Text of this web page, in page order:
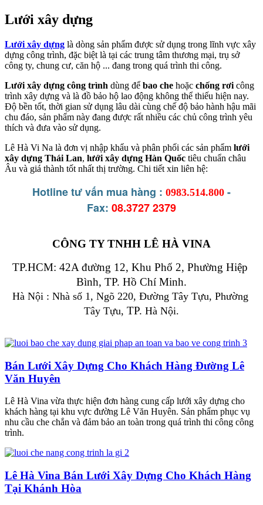
Lưới xây dựng
Lưới xây dựng là dòng sản phẩm được sử dụng trong lĩnh vực xây
dựng công trình, đặc biệt là tại các trung tâm thương mại, trụ sở
công ty, chung cư, căn hộ ... đang trong quá trình thi công.
Lưới xây dựng công trình dùng để bao che hoặc chống rơi công
trình xây dựng và là đồ bảo hộ lao động không thể thiếu hiện nay.
Độ bền tốt, thời gian sử dụng lâu dài cùng chế độ bảo hành hậu mãi
chu đáo, sản phẩm này đang được rất nhiều các chủ công trình yêu
thích và đưa vào sử dụng.
Lê Hà Vi Na là đơn vị nhập khẩu và phân phối các sản phẩm lưới
xây dựng Thái Lan, lưới xây dựng Hàn Quốc tiêu chuẩn châu
Âu và giá thành tốt nhất thị trường. Chi tiết xin liên hệ:
Hotline tư vấn mua hàng : 0983.514.800 -
Fax: 08.3727 2379
CÔNG TY TNHH LÊ HÀ VINA
TP.HCM: 42A đường 12, Khu Phố 2, Phường Hiệp
Bình, TP. Hồ Chí Minh.
Hà Nội : Nhà số 1, Ngõ 220, Đường Tây Tựu, Phường
Tây Tựu, TP. Hà Nội.
Bán Lưới Xây Dựng Cho Khách Hàng Đường Lê
Văn Huyên
Lê Hà Vina vừa thực hiện đơn hàng cung cấp lưới xây dựng cho
khách hàng tại khu vực đường Lê Văn Huyên. Sản phẩm phục vụ
nhu cầu che chắn và đảm bảo an toàn trong quá trình thi công công
trình.
Lê Hà Vina Bán Lưới Xây Dựng Cho Khách Hàng
Tại Khánh Hòa